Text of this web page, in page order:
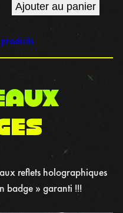
Ajouter au panier
reflets holographiques
badge » garanti !!!